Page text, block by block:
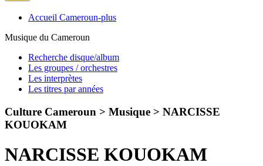
Accueil Cameroun-plus
Musique du Cameroun
Recherche disque/album
Les groupes / orchestres
Les interprètes
Les titres par années
Culture Cameroun > Musique > NARCISSE
KOUOKAM
NARCISSE KOUOKAM